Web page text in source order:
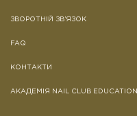
ЗВОРОТНІЙ ЗВ’ЯЗОК
FAQ
КОНТАКТИ
АКАДЕМІЯ NAIL CLUB EDUCATION